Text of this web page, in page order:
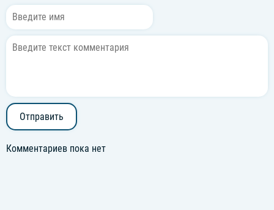
Отправить
Комментариев пока нет